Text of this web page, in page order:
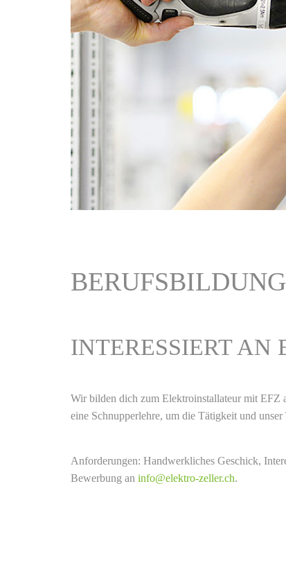
BERUFSBILDUNG
INTERESSIERT AN
Wir bilden dich zum Elektroinstallateur mit EFZ
eine Schnupperlehre, um die Tätigkeit und unser
Anforderungen: Handwerkliches Geschick,
Bewerbung an info@elektro-zeller.ch.